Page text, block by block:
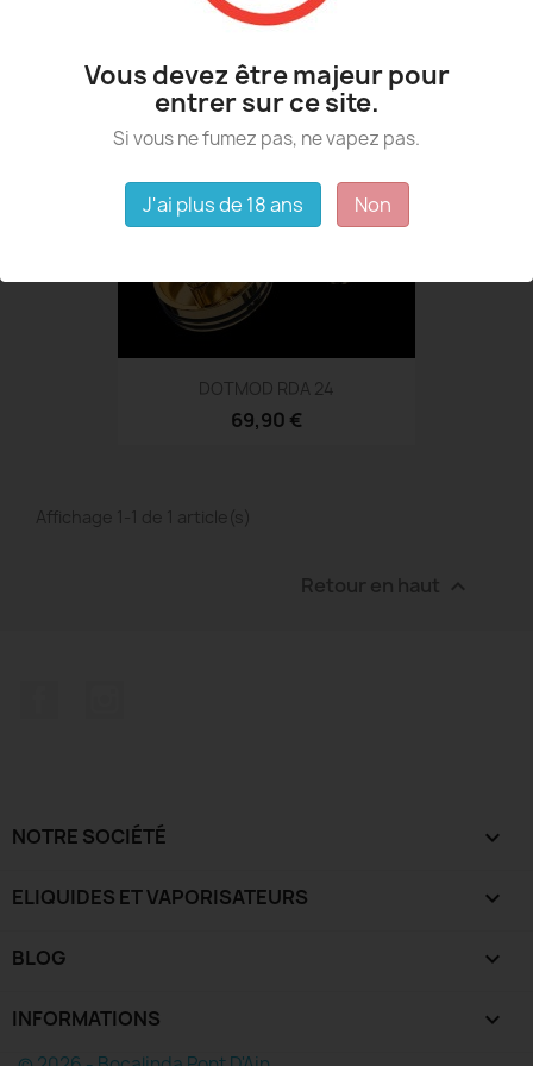
Affichage 1-1 de 1 article(s)
DOTMOD RDA 24
69,90 €
Affichage 1-1 de 1 article(s)
Retour en haut 
NOTRE SOCIÉTÉ 
ELIQUIDES ET VAPORISATEURS 
BLOG 
INFORMATIONS keyboard_arrow_down
Vous devez être majeur pour
entrer sur ce site.
Si vous ne fumez pas, ne vapez pas.
J'ai plus de 18 ans Non